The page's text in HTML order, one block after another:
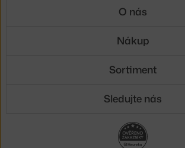
O nás
Nákup
Sortiment
Sledujte nás